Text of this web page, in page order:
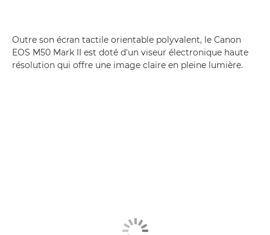
Outre son écran tactile orientable polyvalent, le Canon
EOS M50 Mark II est doté d'un viseur électronique haute
résolution qui offre une image claire en pleine lumière.